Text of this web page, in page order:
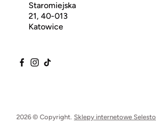
Staromiejska
21, 40-013
Katowice
2026 © Copyright. Sklepy internetowe Selesto